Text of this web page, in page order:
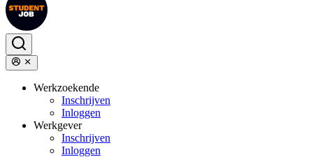
Werkzoekende
Inschrijven
Inloggen
Werkgever
Inschrijven
Inloggen